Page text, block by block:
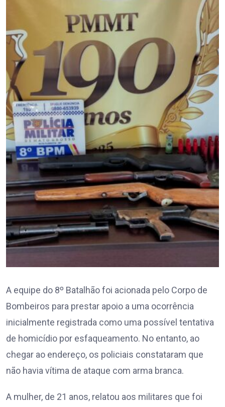
A equipe do 8º Batalhão foi acionada pelo Corpo de
Bombeiros para prestar apoio a uma ocorrência
inicialmente registrada como uma possível tentativa
de homicídio por esfaqueamento. No entanto, ao
chegar ao endereço, os policiais constataram que
não havia vítima de ataque com arma branca.
A mulher, de 21 anos, relatou aos militares que foi